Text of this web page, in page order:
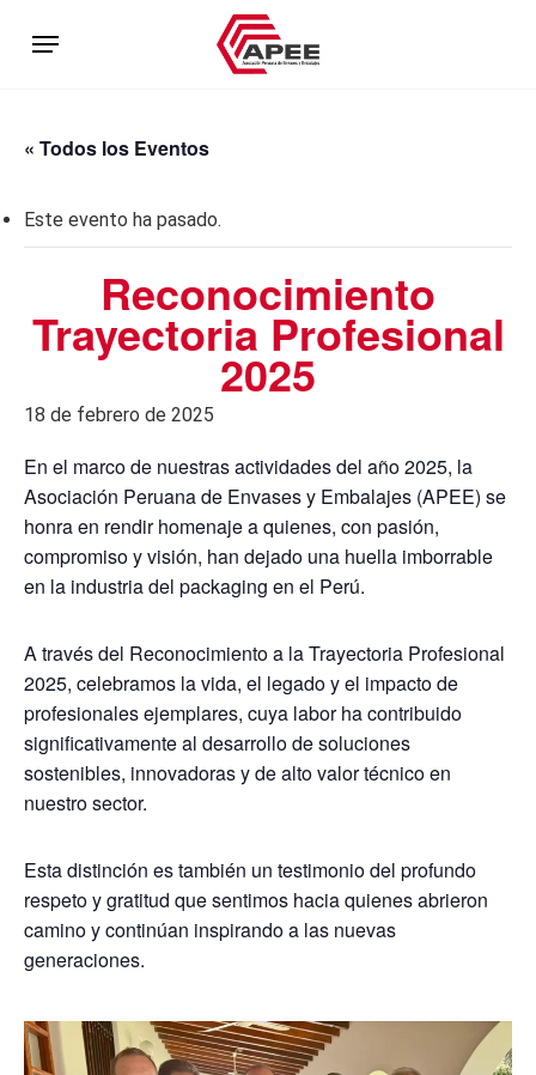
main
Menu
« Todos los Eventos
Este evento ha pasado.
Reconocimiento
Trayectoria Profesional
2025
18 de febrero de 2025
En el marco de nuestras actividades del año 2025, la
Asociación Peruana de Envases y Embalajes (APEE) se
honra en rendir homenaje a quienes, con pasión,
compromiso y visión, han dejado una huella imborrable
en la industria del packaging en el Perú.
A través del Reconocimiento a la Trayectoria Profesional
2025, celebramos la vida, el legado y el impacto de
profesionales ejemplares, cuya labor ha contribuido
significativamente al desarrollo de soluciones
sostenibles, innovadoras y de alto valor técnico en
nuestro sector.
Esta distinción es también un testimonio del profundo
respeto y gratitud que sentimos hacia quienes abrieron
camino y continúan inspirando a las nuevas
generaciones.